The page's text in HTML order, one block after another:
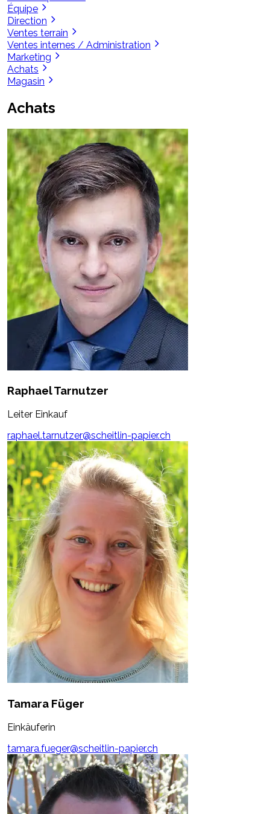
Équipe
Direction
Ventes terrain
Ventes internes / Administration
Marketing
Achats
Magasin
Achats
Raphael Tarnutzer
Leiter Einkauf
raphael.tarnutzer@scheitlin-papier.ch
Tamara Füger
Einkäuferin
tamara.fueger@scheitlin-papier.ch